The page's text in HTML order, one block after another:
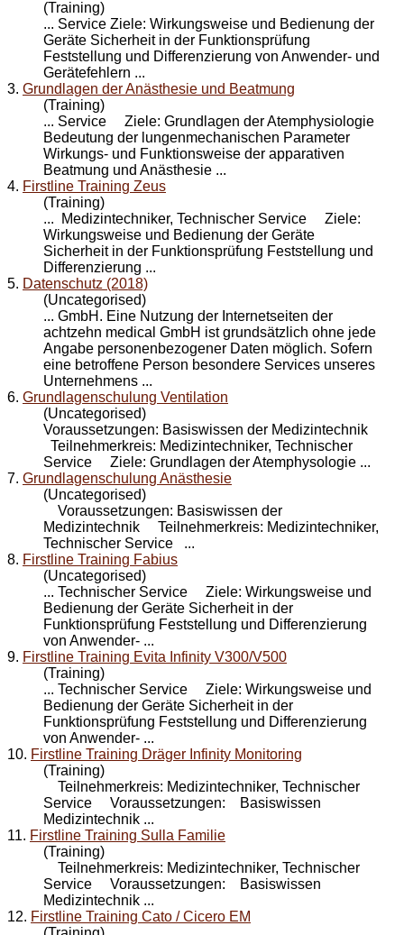
(Training)
... Service Ziele: Wirkungsweise und Bedienung der
Geräte Sicherheit in der Funktionsprüfung
Feststellung und Differenzierung von Anwender- und
Gerätefehlern ...
3. Grundlagen der Anästhesie und Beatmung
(Training)
... Service Ziele: Grundlagen der Atemphysiologie
Bedeutung der lungenmechanischen Parameter
Wirkungs- und Funktionsweise der apparativen
Beatmung und Anästhesie ...
4. Firstline Training Zeus
(Training)
... Medizintechniker, Technischer Service Ziele:
Wirkungsweise und Bedienung der Geräte
Sicherheit in der Funktionsprüfung Feststellung und
Differenzierung ...
5. Datenschutz (2018)
(Uncategorised)
... GmbH. Eine Nutzung der Internetseiten der
achtzehn medical GmbH ist grundsätzlich ohne jede
Angabe personenbezogener Daten möglich. Sofern
eine betroffene Person besondere Services unseres
Unternehmens ...
6. Grundlagenschulung Ventilation
(Uncategorised)
Voraussetzungen: Basiswissen der Medizintechnik
Teilnehmerkreis: Medizintechniker, Technischer
Service Ziele: Grundlagen der Atemphysologie ...
7. Grundlagenschulung Anästhesie
(Uncategorised)
Voraussetzungen: Basiswissen der
Medizintechnik Teilnehmerkreis: Medizintechniker,
Technischer Service ...
8. Firstline Training Fabius
(Uncategorised)
... Technischer Service Ziele: Wirkungsweise und
Bedienung der Geräte Sicherheit in der
Funktionsprüfung Feststellung und Differenzierung
von Anwender- ...
9. Firstline Training Evita Infinity V300/V500
(Training)
... Technischer Service Ziele: Wirkungsweise und
Bedienung der Geräte Sicherheit in der
Funktionsprüfung Feststellung und Differenzierung
von Anwender- ...
10. Firstline Training Dräger Infinity Monitoring
(Training)
Teilnehmerkreis: Medizintechniker, Technischer
Service Voraussetzungen: Basiswissen
Medizintechnik ...
11. Firstline Training Sulla Familie
(Training)
Teilnehmerkreis: Medizintechniker, Technischer
Service Voraussetzungen: Basiswissen
Medizintechnik ...
12. Firstline Training Cato / Cicero EM